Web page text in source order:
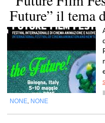
Future” il tema
NONE NONE